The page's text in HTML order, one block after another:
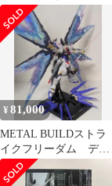
RED ver.
¥81,000
METAL BUILDストラ
イクフリーダム デス
ティニーソウルブルー
ソウルレッド